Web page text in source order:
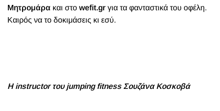
Μητρομάρα και στο wefit.gr για τα φανταστικά του οφέλη.
Καιρός να το δοκιμάσεις κι εσύ.
Η instructor του jumping fitness Σουζάνα Κοσκοβά